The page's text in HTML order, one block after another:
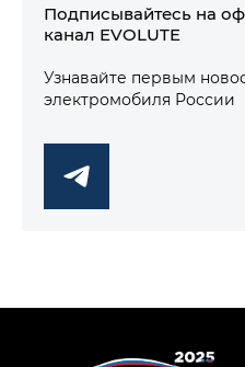
Подписывайтесь на
канал EVOLUTE
Узнавайте первым
электромобиля России